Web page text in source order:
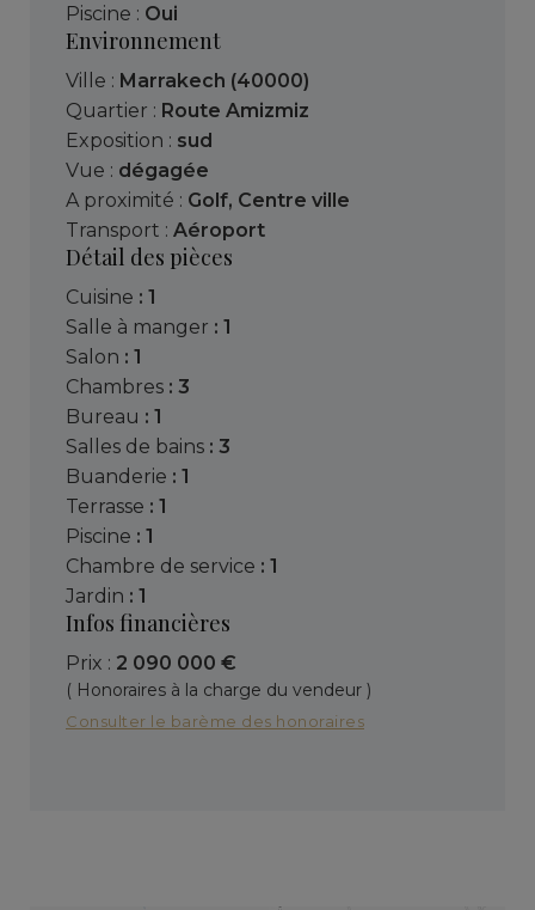
Piscine : Oui
Environnement
Ville : Marrakech (40000)
Quartier : Route Amizmiz
Exposition : sud
Vue : dégagée
A proximité : Golf, Centre ville
Transport : Aéroport
Détail des pièces
cuisine : 1
salle à manger : 1
salon : 1
chambres : 3
bureau : 1
salles de bains : 3
buanderie : 1
terrasse : 1
piscine : 1
chambre de service : 1
jardin : 1
Infos financières
Prix : 2 090 000 €
( Honoraires à la charge du vendeur )
Consulter le barème des honoraires